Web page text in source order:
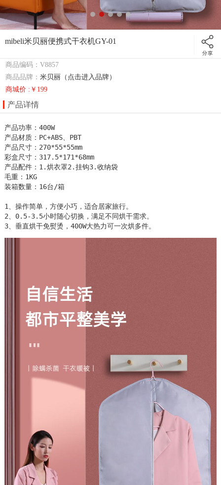
mibeli米贝丽便携式干衣机GY-01
商品编码：V8857
商品品牌：米贝丽（点击进入品牌）
商城价 :￥199
产品详情
产品功率：400W
产品材质：PC+ABS、PBT
产品尺寸：270*55*55mm
彩盒尺寸：317.5*171*68mm
产品配件：1.烘衣罩2.挂钩3.收纳袋
毛重：1KG
装箱数量：16台/箱
1、操作简单，方便小巧，适合居家旅行。
2、0.5-3.5小时随心切换，满足不同烘干需求。
3、垂直烘干免熨烫，400W大热力可一次烘多件。